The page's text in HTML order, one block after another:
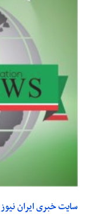
سایت خبری ایران نیوز